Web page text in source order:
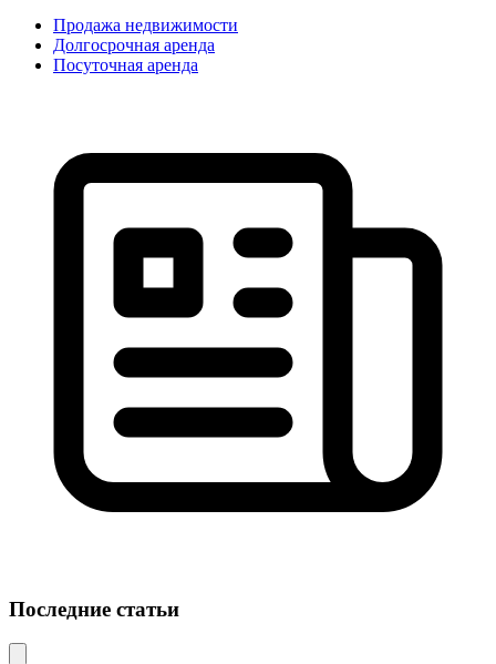
Продажа недвижимости
Долгосрочная аренда
Посуточная аренда
Последние статьи